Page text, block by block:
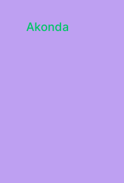
Akonda